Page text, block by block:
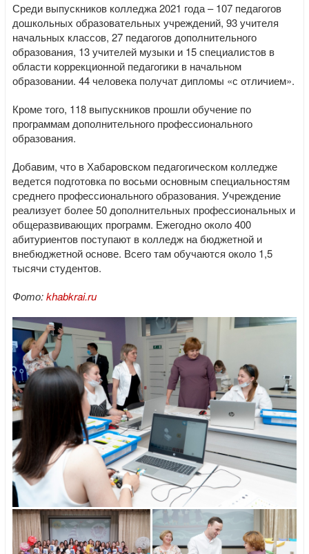
Среди выпускников колледжа 2021 года – 107 педагогов
дошкольных образовательных учреждений, 93 учителя
начальных классов, 27 педагогов дополнительного
образования, 13 учителей музыки и 15 специалистов в
области коррекционной педагогики в начальном
образовании. 44 человека получат дипломы «с отличием».
Кроме того, 118 выпускников прошли обучение по
программам дополнительного профессионального
образования.
Добавим, что в Хабаровском педагогическом колледже
ведется подготовка по восьми основным специальностям
среднего профессионального образования. Учреждение
реализует более 50 дополнительных профессиональных и
общеразвивающих программ. Ежегодно около 400
абитуриентов поступают в колледж на бюджетной и
внебюджетной основе. Всего там обучаются около 1,5
тысячи студентов.
Фото:khabkrai.ru